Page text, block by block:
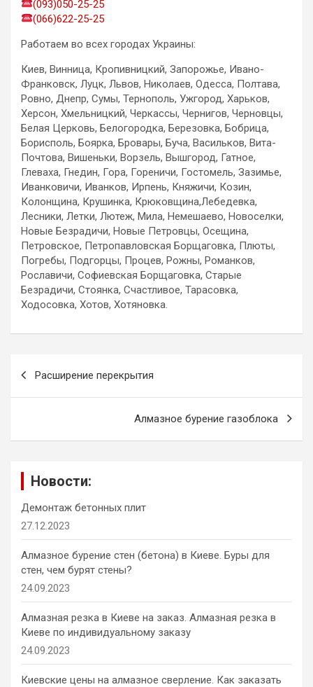
(093)050-25-25
(066)622-25-25
Работаем во всех городах Украины:
Киев, Винница, Кропивницкий, Запорожье, Ивано-
Франковск, Луцк, Львов, Николаев, Одесса, Полтава,
Ровно, Днепр, Сумы, Тернополь, Ужгород, Харьков,
Херсон, Хмельницкий, Черкассы, Чернигов, Черновцы,
Белая Церковь, Белогородка, Березовка, Бобрица,
Борисполь, Боярка, Бровары, Буча, Васильков, Вита-
Почтова, Вишеньки, Ворзель, Вышгород, Гатное,
Глеваха, Гнедин, Гора, Гореничи, Гостомель, Зазимье,
Иванковичи, Иванков, Ирпень, Княжичи, Козин,
Колонщина, Крушинка, Крюковщина,Лебедевка,
Лесники, Летки, Лютеж, Мила, Немешаево, Новоселки,
Новые Безрадичи, Новые Петровцы, Осещина,
Петровское, Петропавловская Борщаговка, Плюты,
Погребы, Подгорцы, Процев, Рожны, Романков,
Рославичи, Софиевская Борщаговка, Старые
Безрадичи, Стоянка, Счастливое, Тарасовка,
Ходосовка, Хотов, Хотяновка.
Расширение перекрытия
Алмазное бурение газоблока
Новости:
Демонтаж бетонных плит
27.12.2023
Алмазное бурение стен (бетона) в Киеве. Буры для
стен, чем бурят стены?
24.09.2023
Алмазная резка в Киеве на заказ. Алмазная резка в
Киеве по индивидуальному заказу
24.09.2023
Киевские цены на алмазное сверление. Как заказать